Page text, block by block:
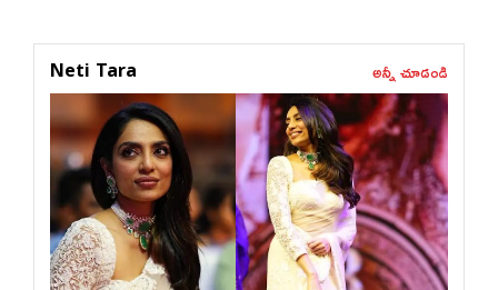
Neti Tara అన్నీ చూడండి